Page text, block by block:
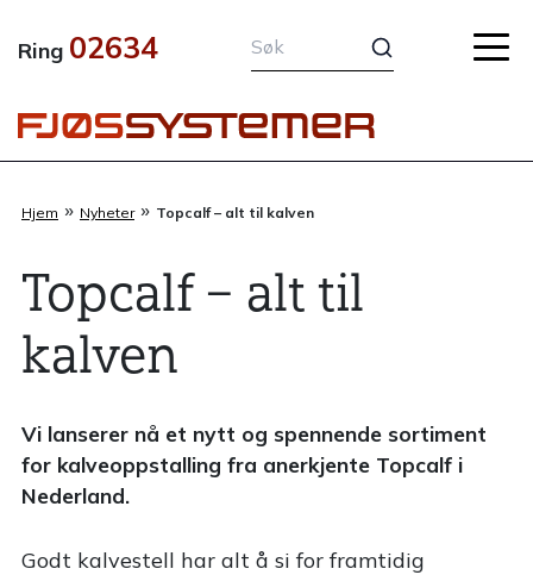
rett
innholdet
Ring 02634
Hjem » Nyheter» Topcalf – alt til kalven
Topcalf – alt til
kalven
Vi lanserer nå et nytt og spennende sortiment
for kalveoppstalling fra anerkjente Topcalf i
Nederland.
Godt kalvestell har alt å si for framtidig